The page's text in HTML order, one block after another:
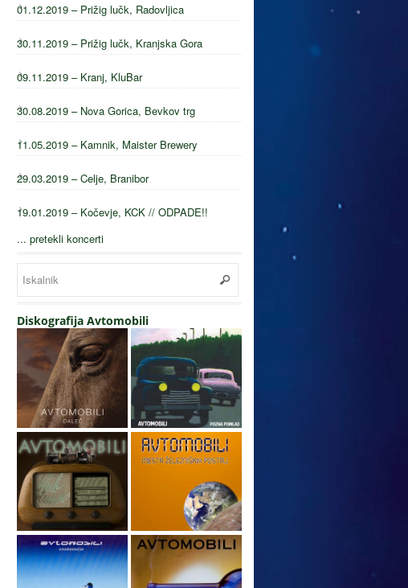
01.12.2019 – Prižig lučk, Radovljica
30.11.2019 – Prižig lučk, Kranjska Gora
09.11.2019 – Kranj, KluBar
30.08.2019 – Nova Gorica, Bevkov trg
11.05.2019 – Kamnik, Maister Brewery
29.03.2019 – Celje, Branibor
19.01.2019 – Kočevje, KCK // ODPADE!!
... pretekli koncerti
Diskografija Avtomobili